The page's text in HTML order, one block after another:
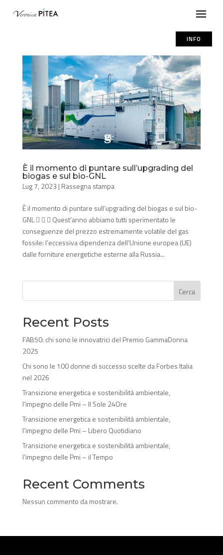
INFO
È il momento di puntare sull’upgrading del
biogas e sul bio-GNL
Lug 7, 2023 | Rassegna stampa
È il momento di puntare sull’upgrading del biogas e sul bio-
GNL    Quest’anno abbiamo tutti sperimentato le
conseguenze del prezzo estremamente volatile del gas
fossile: l’eccessiva dipendenza dell’Unione europea (UE)
dalle forniture energetiche esterne alla Russia...
Cerca
Recent Posts
FAB50: chi sono le innovatrici del Premio GammaDonna
2025
Chi sono le 100 donne di successo scelte da Forbes Italia
nel 2026
Transizione energetica e sostenibilità ambientale,
l’impegno delle Pmi – Il Sole 24Ore
Transizione energetica e sostenibilità ambientale,
l’impegno delle Pmi – Libero Quotidiano
Transizione energetica e sostenibilità ambientale,
l’impegno delle Pmi – il Tempo
Recent Comments
Nessun commento da mostrare.